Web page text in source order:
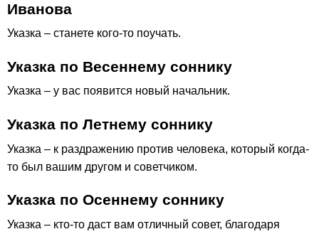
Иванова
Указка – станете кого-то поучать.
Указка по Весеннему соннику
Указка – у вас появится новый начальник.
Указка по Летнему соннику
Указка – к раздражению против человека, который когда-
то был вашим другом и советчиком.
Указка по Осеннему соннику
Указка – кто-то даст вам отличный совет, благодаря